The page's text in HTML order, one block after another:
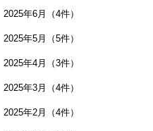
2025年6月（4件）
2025年5月（5件）
2025年4月（3件）
2025年3月（4件）
2025年2月（4件）